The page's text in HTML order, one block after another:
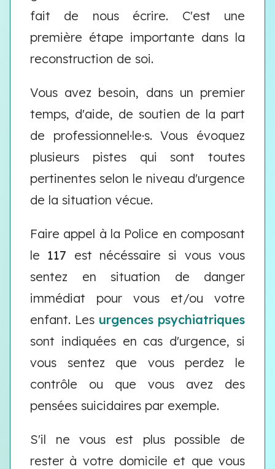
fait de nous écrire. C'est une
première étape importante dans la
reconstruction de soi.
Vous avez besoin, dans un premier
temps, d'aide, de soutien de la part
de professionnel·le·s. Vous évoquez
plusieurs pistes qui sont toutes
pertinentes selon le niveau d'urgence
de la situation vécue.
Faire appel à la Police en composant
le 117 est nécéssaire si vous vous
sentez en situation de danger
immédiat pour vous et/ou votre
enfant. Les urgences psychiatriques
sont indiquées en cas d'urgence, si
vous sentez que vous perdez le
contrôle ou que vous avez des
pensées suicidaires par exemple.
S'il ne vous est plus possible de
rester à votre domicile et que vous